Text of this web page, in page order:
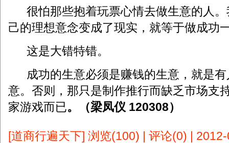
很怕那些抱着玩票心情去做生意的人。
己的理想意念变成了现实，就等于做成功
这是大错特错。
成功的生意必须是赚钱的生意，就是有
意。否则，那只是制作推行而缺乏市场支
家游戏而已。（梁凤仪 120308）
[道商行遍天下] 浏览(100) | 评论(0) |